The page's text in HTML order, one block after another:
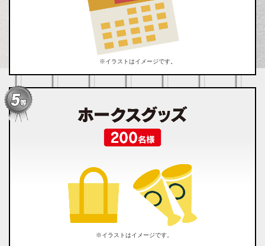
※イラストはイメージです。
※イラストはイメージです。